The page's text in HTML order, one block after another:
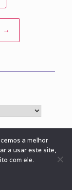
→
a melhor
a usar este site,
com ele.